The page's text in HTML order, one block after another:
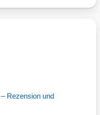
Rezension und